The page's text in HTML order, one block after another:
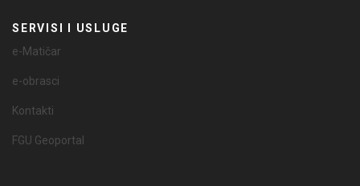
SERVISI I USLUGE
e-Matičar
e-obrasci
Kontakti
FGU Geoportal